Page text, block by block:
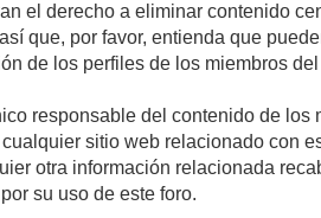
el derecho a eliminar contenido
que, por favor, entienda que
de los perfiles de los miembros del
responsable del contenido de
sitio web relacionado con
otra información relacionada
su uso de este foro.